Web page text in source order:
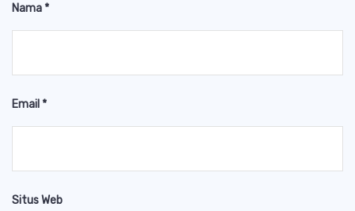
Nama*
Email *
Situs Web